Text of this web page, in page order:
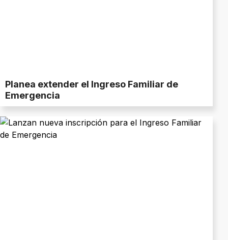
Planea extender el Ingreso Familiar de
Emergencia